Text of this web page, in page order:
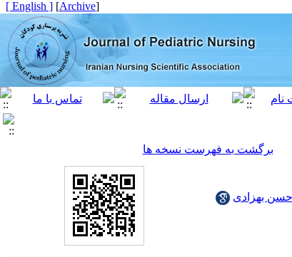
[
Archive
]
[ English ]
برگشت به فهرست نسخه ها
بهزادی